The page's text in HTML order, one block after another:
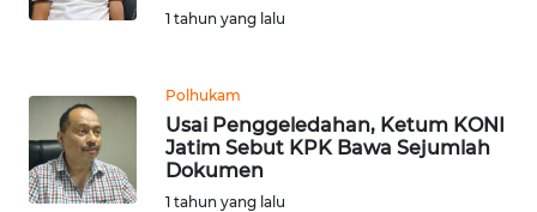
1 tahun yang lalu
Polhukam
Usai Penggeledahan, Ketum KONI
Jatim Sebut KPK Bawa Sejumlah
Dokumen
1 tahun yang lalu
WN
WN
CIANJUR
WN